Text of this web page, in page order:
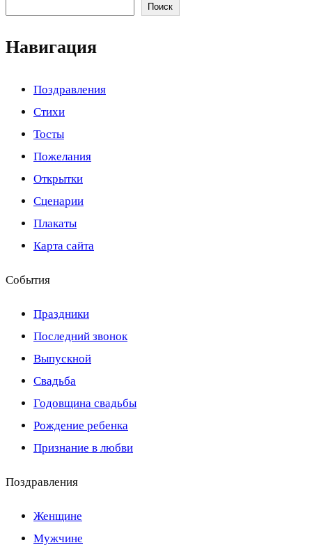
Поиск
Навигация
Поздравления
Стихи
Тосты
Пожелания
Открытки
Сценарии
Плакаты
Карта сайта
События
Праздники
Последний звонок
Выпускной
Свадьба
Годовщина свадьбы
Рождение ребенка
Признание в любви
Поздравления
Женщине
Мужчине